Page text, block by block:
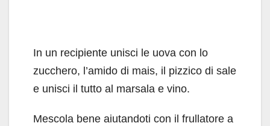
In un recipiente unisci le uova con lo
zucchero, l’amido di mais, il pizzico di sale
e unisci il tutto al marsala e vino.
Mescola bene aiutandoti con il frullatore a